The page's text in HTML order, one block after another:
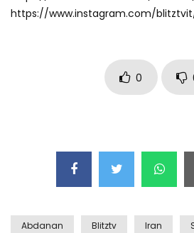
Esplode cabina
https://www.instagram.com/
0
Abdanan Blitztv Iran